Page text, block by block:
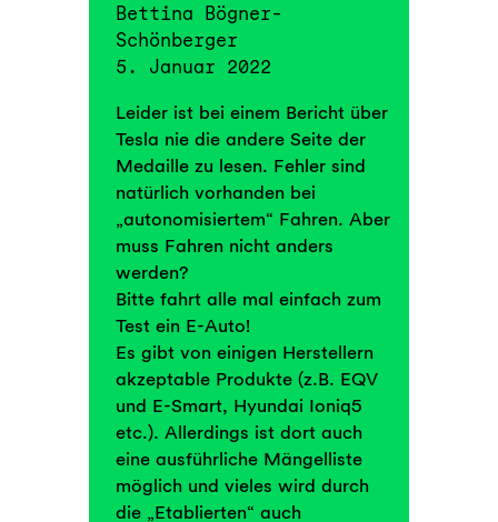
Bettina Bögner-
Schönberger
5. Januar 2022
Leider ist bei einem Bericht über
Tesla nie die andere Seite der
Medaille zu lesen. Fehler sind
natürlich vorhanden bei
„autonomisiertem“ Fahren. Aber
muss Fahren nicht anders
werden?
Bitte fahrt alle mal einfach zum
Test ein E-Auto!
Es gibt von einigen Herstellern
akzeptable Produkte (z.B. EQV
und E-Smart, Hyundai Ioniq5
etc.). Allerdings ist dort auch
eine ausführliche Mängelliste
möglich und vieles wird durch
die „Etablierten“ auch